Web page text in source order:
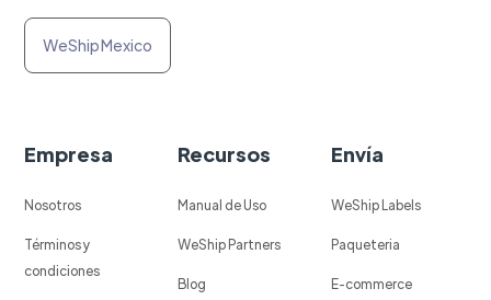
WeShip Mexico
Empresa
Nosotros
Términos y
condiciones
Recursos
Manual de Uso
WeShip Partners
Blog
Envía
WeShip Labels
Paqueteria
E-commerce